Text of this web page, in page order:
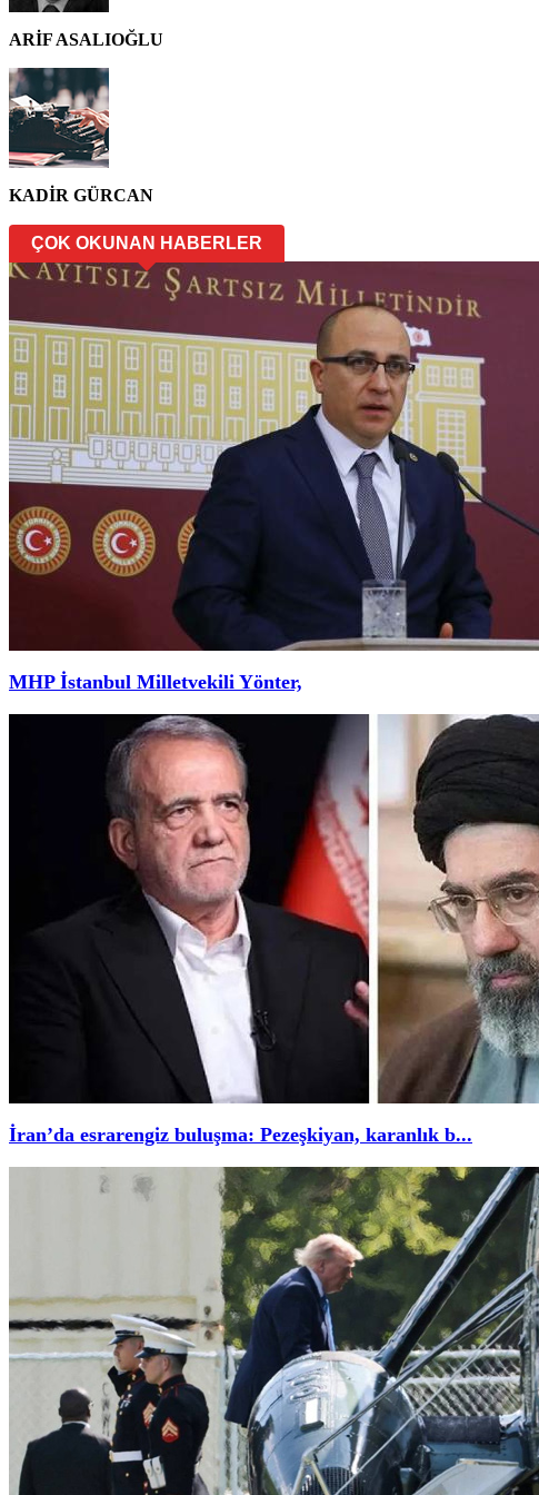
ARİF ASALIOĞLU
KADİR GÜRCAN
ÇOK OKUNAN HABERLER
MHP İstanbul Milletvekili Yönter,
İran’da esrarengiz buluşma: Pezeşkiyan, karanlık b...